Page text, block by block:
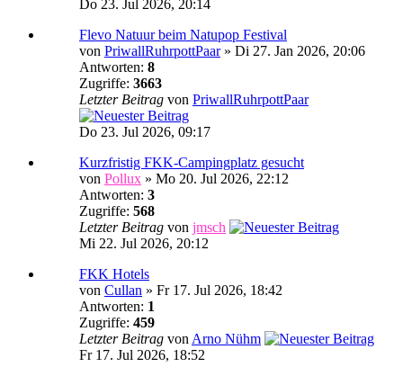
Do 23. Jul 2026, 20:14
Flevo Natuur beim Natupop Festival
von PriwallRuhrpottPaar» Di 27. Jan 2026, 20:06
Antworten: 8
Zugriffe: 3663
Letzter Beitrag von PriwallRuhrpottPaar
Do 23. Jul 2026, 09:17
Kurzfristig FKK-Campingplatz gesucht
von Pollux » Mo 20. Jul 2026, 22:12
Antworten: 3
Zugriffe: 568
Letzter Beitrag von jmsch
Mi 22. Jul 2026, 20:12
FKK Hotels
von Cullan » Fr 17. Jul 2026, 18:42
Antworten: 1
Zugriffe: 459
Letzter Beitrag von Arno Nühm
Fr 17. Jul 2026, 18:52